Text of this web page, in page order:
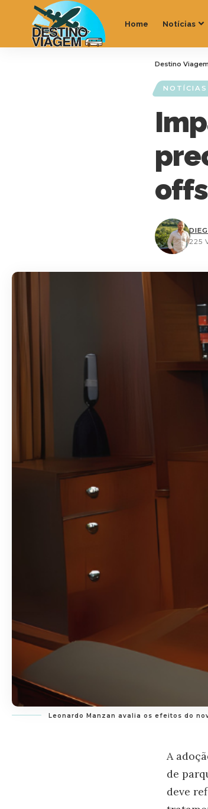
Home Notícias
Destino Viagem
NOTÍCIAS
225
Leonardo Manzan avalia os efeitos do
A
de
deve